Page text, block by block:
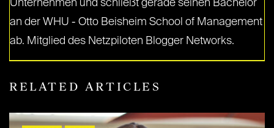
Unternehmen und schließt gerade seinen Bachelor
an der WHU - Otto Beisheim School of Management
ab. Mitglied des Netzpiloten Blogger Networks.
RELATED ARTICLES